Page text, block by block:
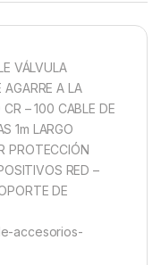
VÁLVULA
A LA
– 100 CABLE DE
1m LARGO
PROTECCIÓN
RED –
DE
accesorios-